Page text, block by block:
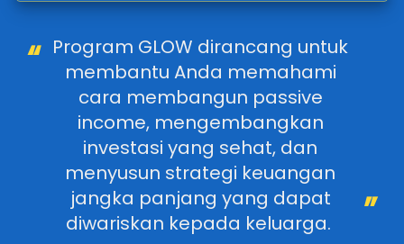
“ Program GLOW dirancang untuk
membantu Anda memahami
cara membangun passive
income, mengembangkan
investasi yang sehat, dan
menyusun strategi keuangan
jangka panjang yang dapat
diwariskan kepada keluarga.
”